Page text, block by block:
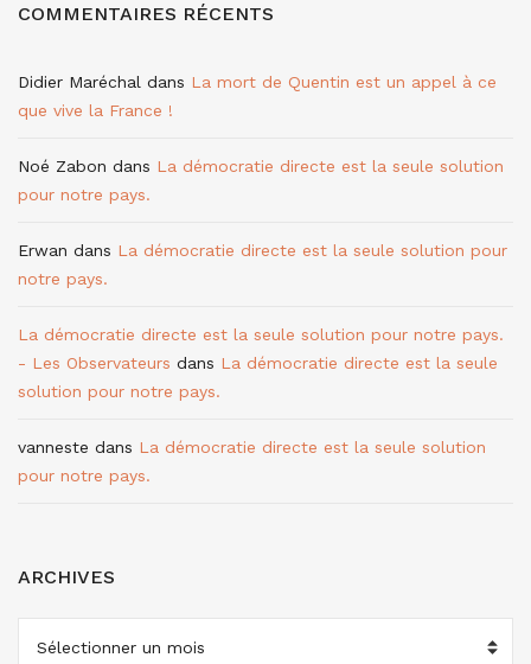
COMMENTAIRES RÉCENTS
Didier Maréchal dans La mort de Quentin est un appel à ce
que vive la France !
Noé Zabon dans La démocratie directe est la seule solution
pour notre pays.
Erwan dans La démocratie directe est la seule solution pour
notre pays.
La démocratie directe est la seule solution pour notre pays.
- Les Observateurs dans La démocratie directe est la seule
solution pour notre pays.
vanneste dans La démocratie directe est la seule solution
pour notre pays.
ARCHIVES
ARCHIVES